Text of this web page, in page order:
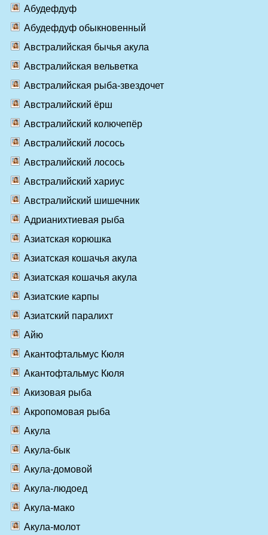
Абудефдуф
Абудефдуф обыкновенный
Австралийская бычья акула
Австралийская вельветка
Австралийская рыба-звездочет
Австралийский ёрш
Австралийский колючепёр
Австралийский лосось
Австралийский лосось
Австралийский хариус
Австралийский шишечник
Адрианихтиевая рыба
Азиатская корюшка
Азиатская кошачья акула
Азиатская кошачья акула
Азиатские карпы
Азиатский паралихт
Айю
Акантофтальмус Кюля
Акантофтальмус Кюля
Акизовая рыба
Акропомовая рыба
Акула
Акула-бык
Акула-домовой
Акула-людоед
Акула-мако
Акула-молот